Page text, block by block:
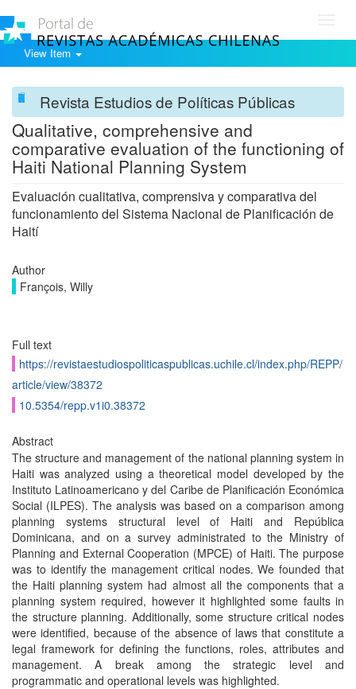
View Item
Revista Estudios de Políticas Públicas
Qualitative, comprehensive and
comparative evaluation of the functioning of
Haiti National Planning System
Evaluación cualitativa, comprensiva y comparativa del
funcionamiento del Sistema Nacional de Planificación de
Haití
Author
François, Willy
Full text
https://revistaestudiospoliticaspublicas.uchile.cl/index.php/REPP/
article/view/38372
10.5354/repp.v1i0.38372
Abstract
The structure and management of the national planning system in
Haiti was analyzed using a theoretical model developed by the
Instituto Latinoamericano y del Caribe de Planificación Económica
Social (ILPES). The analysis was based on a comparison among
planning systems structural level of Haiti and República
Dominicana, and on a survey administrated to the Ministry of
Planning and External Cooperation (MPCE) of Haiti. The purpose
was to identify the management critical nodes. We founded that
the Haiti planning system had almost all the components that a
planning system required, however it highlighted some faults in
the structure planning. Additionally, some structure critical nodes
were identified, because of the absence of laws that constitute a
legal framework for defining the functions, roles, attributes and
management. A break among the strategic level and
programmatic and operational levels was highlighted.